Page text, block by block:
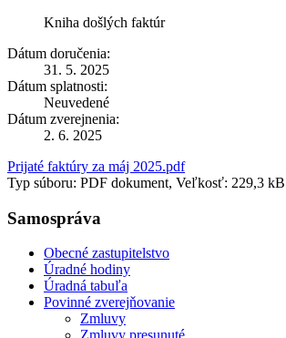
Kniha došlých faktúr
Dátum doručenia:
31. 5. 2025
Dátum splatnosti:
Neuvedené
Dátum zverejnenia:
2. 6. 2025
Prijaté faktúry za máj 2025.pdf
Typ súboru: PDF dokument, Veľkosť: 229,3 kB
Samospráva
Obecné zastupitelstvo
Úradné hodiny
Úradná tabuľa
Povinné zverejňovanie
Zmluvy